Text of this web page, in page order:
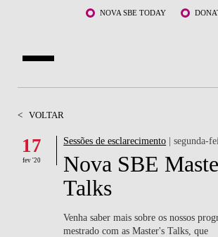
Saltar para o conteúdo principalNOVA SBE TODAY
DOCENTES E INVESTIGAÇÃO
COMUNIDADE
LIFE AT NOVA SBE
< VOLTAR
17
fev '20
Sessões de esclarecimento | segunda-
Nova SBE
Talks
Venha saber mais sobre os nossos
mestrado com as Master's Talks, que